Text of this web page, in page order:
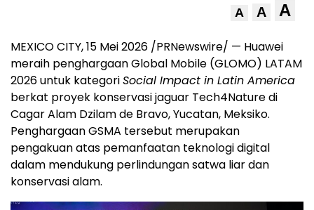
A A A
MEXICO CITY, 15 Mei 2026 /PRNewswire/ — Huawei
meraih penghargaan Global Mobile (GLOMO) LATAM
2026 untuk kategoriSocial Impact in Latin America
berkat proyek konservasi jaguar Tech4Nature di
Cagar Alam Dzilam de Bravo, Yucatan, Meksiko.
Penghargaan GSMA tersebut merupakan
pengakuan atas pemanfaatan teknologi digital
dalam mendukung perlindungan satwa liar dan
konservasi alam.